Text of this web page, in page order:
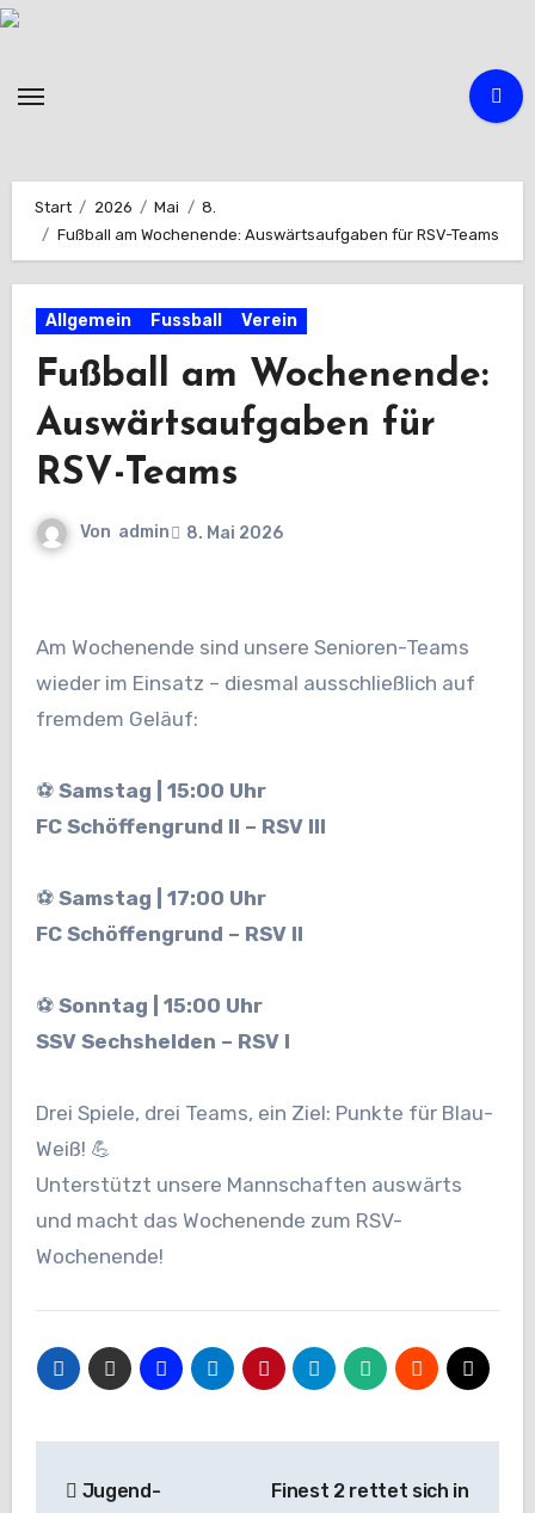
Zum
Start 2026 Mai
8.
Fußball am Wochenende: Auswärtsaufgaben für RSV-Teams
Allgemein Fussball Verein
Fußball am Wochenende:
Auswärtsaufgaben für
RSV-Teams
Von admin 8. Mai 2026
Am Wochenende sind unsere Senioren-Teams
wieder im Einsatz – diesmal ausschließlich auf
fremdem Geläuf:
⚽ Samstag | 15:00 Uhr
FC Schöffengrund II – RSV III
⚽ Samstag | 17:00 Uhr
FC Schöffengrund – RSV II
⚽ Sonntag | 15:00 Uhr
SSV Sechshelden – RSV I
Drei Spiele, drei Teams, ein Ziel: Punkte für Blau-
Weiß! 💪
Unterstützt unsere Mannschaften auswärts
und macht das Wochenende zum RSV-
Wochenende!
Jugend-
Finest 2 rettet sich in